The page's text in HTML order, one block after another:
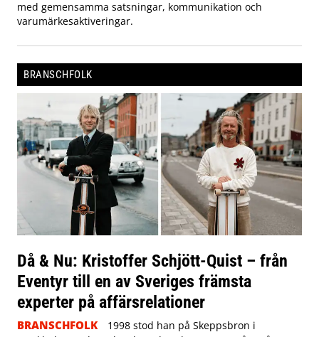
med gemensamma satsningar, kommunikation och
varumärkesaktiveringar.
BRANSCHFOLK
Då & Nu: Kristoffer Schjött-Quist – från
Eventyr till en av Sveriges främsta
experter på affärsrelationer
BRANSCHFOLK
1998 stod han på Skeppsbron i